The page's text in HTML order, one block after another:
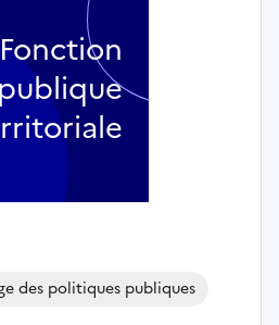
des politiques publiques
Fonction
publique